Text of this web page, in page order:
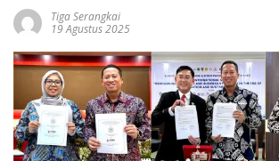
Tiga Serangkai
19 Agustus 2025